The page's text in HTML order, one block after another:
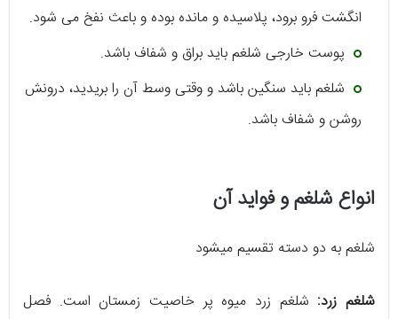
انگشت فرو برود، پلاسیده و مانده‌ بوده و باعث نفخ می‌ شود.
پوست خارجی شلغم باید براق و شفاف باشد.
شلغم باید سنگین باشد و وقتی وسط آن را بریدید، درونش
روشن و شفاف باشد.
انواع شلغم و فواید آن
شلغم به دو دسته تقسیم میشود
شلغم زرد: شلغم زرد میوه پر خاصیت زمستان است. فصل